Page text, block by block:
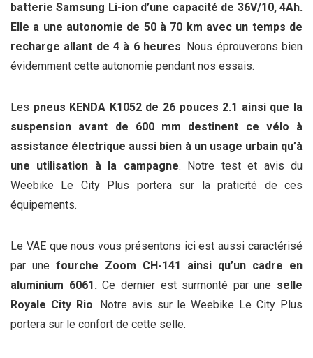
batterie Samsung Li-ion d’une capacité de 36V/10, 4Ah.
Elle a une autonomie de 50 à 70 km avec un temps de
recharge allant de 4 à 6 heures. Nous éprouverons bien
évidemment cette autonomie pendant nos essais.
Les pneus KENDA K1052 de 26 pouces 2.1 ainsi que la
suspension avant de 600 mm destinent ce vélo à
assistance électrique aussi bien à un usage urbain qu’à
une utilisation à la campagne. Notre test et avis du
Weebike Le City Plus portera sur la praticité de ces
équipements.
Le VAE que nous vous présentons ici est aussi caractérisé
par une fourche Zoom CH-141 ainsi qu’un cadre en
aluminium 6061.Ce dernier est surmonté par une selle
Royale City Rio. Notre avis sur le Weebike Le City Plus
portera sur le confort de cette selle.